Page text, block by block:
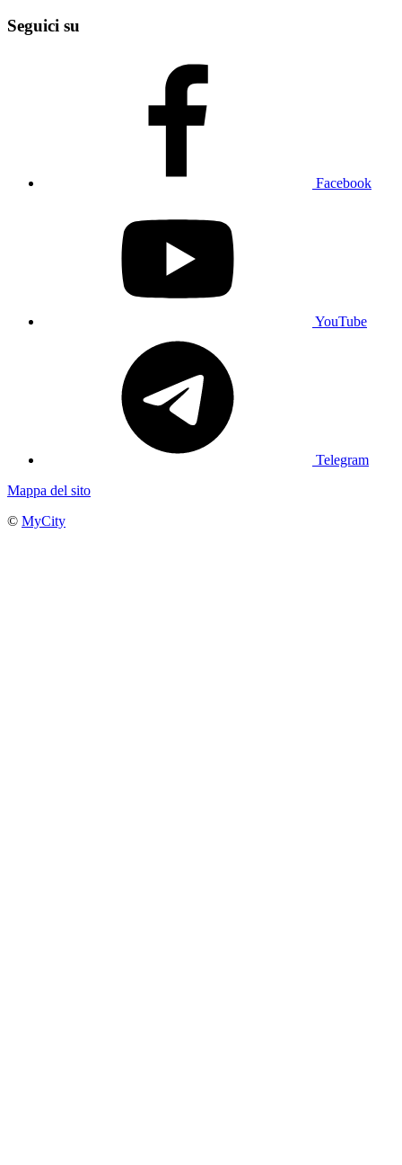
Seguici su
Facebook
YouTube
Telegram
Mappa del sito
© MyCity